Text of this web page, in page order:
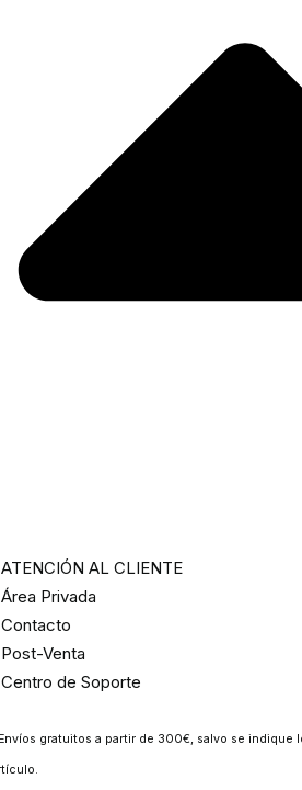
ATENCIÓN AL CLIENTE
Área Privada
Contacto
Post-Venta
Centro de Soporte
gratuitos a partir de 300€, salvo se indique